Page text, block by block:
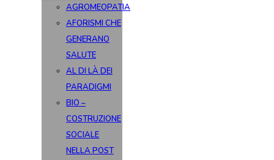
AGROMEOPATIA
AFORISMI CHE
GENERANO
SALUTE
AL DI LÀ DEI
PARADIGMI
BIO –
COSTRUZIONE
SOCIALE
NELLA POST